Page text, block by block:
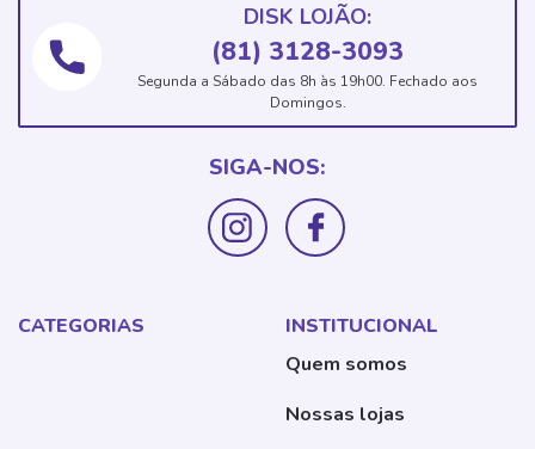
DISK LOJÃO:
(81) 3128-3093
Segunda a Sábado das 8h às 19h00. Fechado aos
Domingos.
SIGA-NOS:
CATEGORIAS
INSTITUCIONAL
Quem somos
Nossas lojas